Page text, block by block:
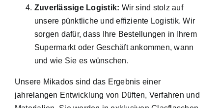
Zuverlässige Logistik: Wir sind stolz auf
unsere pünktliche und effiziente Logistik. Wir
sorgen dafür, dass Ihre Bestellungen in Ihrem
Supermarkt oder Geschäft ankommen, wann
und wie Sie es wünschen.
Unsere Mikados sind das Ergebnis einer
jahrelangen Entwicklung von Düften, Verfahren und